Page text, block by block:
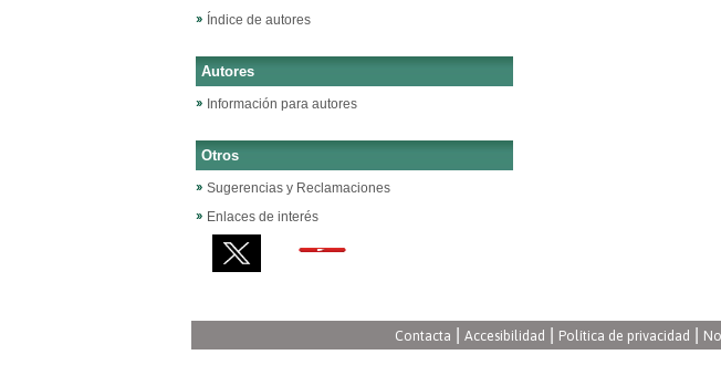
Índice de autores
Autores
Información para autores
Otros
Sugerencias y Reclamaciones
Enlaces de interés
Contacta Accesibilidad Política de privacidad